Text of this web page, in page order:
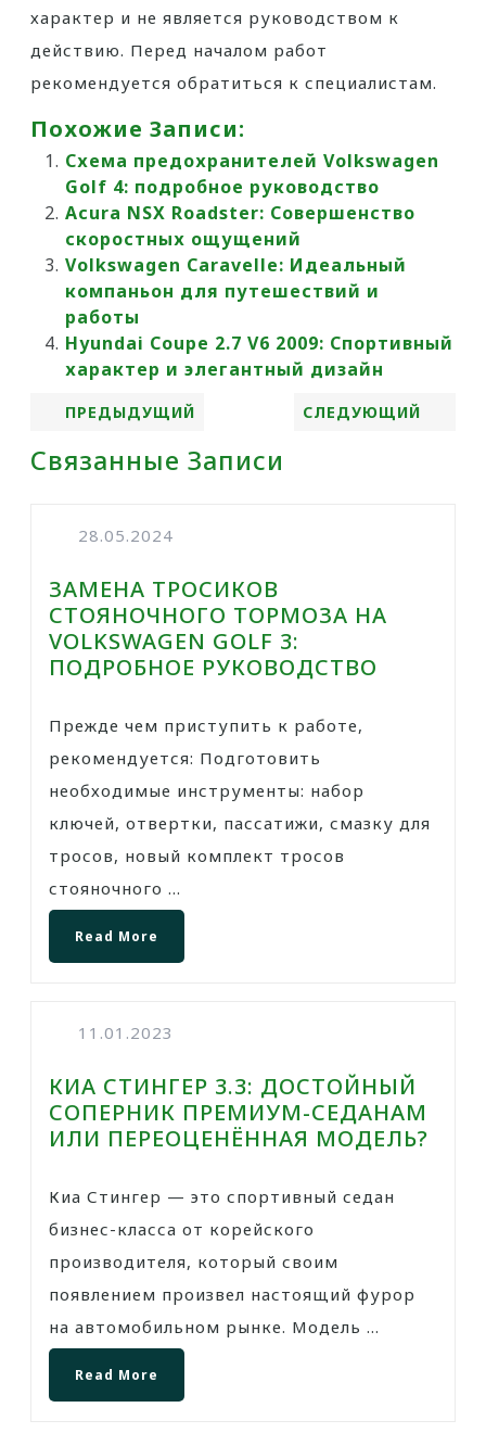
характер и не является руководством к
действию. Перед началом работ
рекомендуется обратиться к специалистам.
Похожие Записи:
Схема предохранителей Volkswagen
Golf 4: подробное руководство
Acura NSX Roadster: Совершенство
скоростных ощущений
Volkswagen Caravelle: Идеальный
компаньон для путешествий и
работы
Hyundai Coupe 2.7 V6 2009: Спортивный
характер и элегантный дизайн
ПРЕДЫДУЩИЙ СЛЕДУЮЩИЙ
Связанные Записи
28.05.2024
ЗАМЕНА ТРОСИКОВ
СТОЯНОЧНОГО ТОРМОЗА НА
VOLKSWAGEN GOLF 3:
ПОДРОБНОЕ РУКОВОДСТВО
Прежде чем приступить к работе,
рекомендуется: Подготовить
необходимые инструменты: набор
ключей, отвертки, пассатижи, смазку для
тросов, новый комплект тросов
стояночного ...
Read More
11.01.2023
КИА СТИНГЕР 3.3: ДОСТОЙНЫЙ
СОПЕРНИК ПРЕМИУМ-СЕДАНАМ
ИЛИ ПЕРЕОЦЕНЁННАЯ МОДЕЛЬ?
Киа Стингер — это спортивный седан
бизнес-класса от корейского
производителя, который своим
появлением произвел настоящий фурор
на автомобильном рынке. Модель ...
Read More